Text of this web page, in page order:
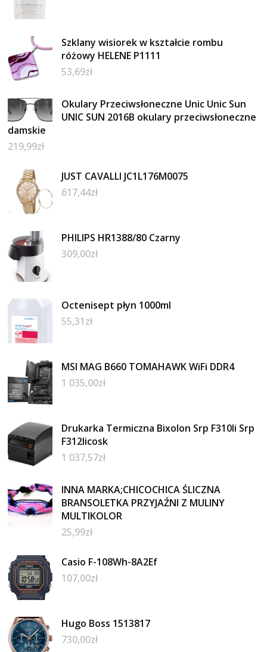
Szklany wisiorek w kształcie rombu
różowy HELENE P1111
53,69zł
Okulary Przeciwsłoneczne Unic Unic Sun
UNIC SUN 2016B okulary przeciwsłoneczne
damskie
219,99zł
JUST CAVALLI JC1L176M0075
617,44zł
PHILIPS HR1388/80 Czarny
309,00zł
Octenisept płyn 1000ml
55,31zł
MSI MAG B660 TOMAHAWK WiFi DDR4
1 035,00zł
Drukarka Termiczna Bixolon Srp F310Ii Srp
F312Iicosk
1 037,57zł
INNA MARKA;CHICOCHICA ŚLICZNA
BRANSOLETKA PRZYJAŹNI Z MULINY
MULTIKOLOR
25,99zł
Casio F-108Wh-8A2Ef
107,00zł
Hugo Boss 1513817
730,00zł